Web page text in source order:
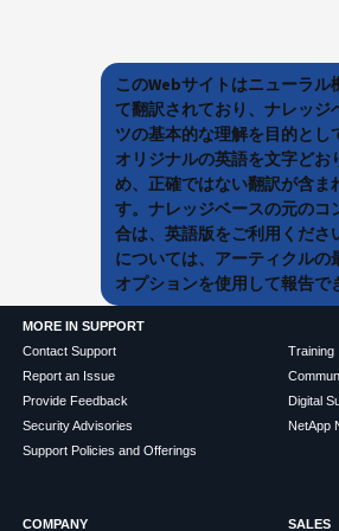
このWebサイトはニューラル
て翻訳されており、ナレッジ
ツの基本的な理解を目的とし
オリジナルの英語を文字どお
め、正確ではない翻訳が含ま
す。ナレッジベースの元のコ
合は、英語版をご利用くださ
については、アーティクル
オプションを使用して報告で
MORE IN SUPPORT
Contact Support
Report an Issue
Provide Feedback
Security Advisories
Support Policies and Offerings
Training
Digital
NetApp
COMPANY SALES